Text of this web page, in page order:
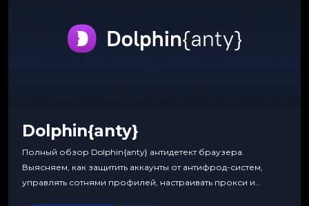
Dolphin{anty}
Полный обзор Dolphin{anty} антидетект браузера.
Выясняем, как защитить аккаунты от антифрод-систем,
управлять сотнями профилей, настраивать прокси и